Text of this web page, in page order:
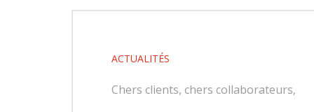
ACTUALITÉS
Chers clients, chers collaborateurs,